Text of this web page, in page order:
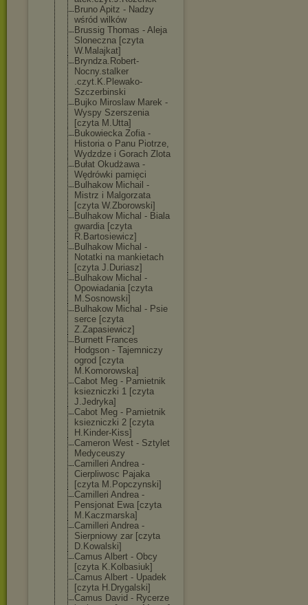
Bruno Apitz - Nadzy
wśród wilków
Brussig Thomas - Aleja
Sloneczna [czyta
W.Malajkat]
Bryndza.Robert-
Nocny.stalker
.czyt.K.Plewako-
Szczerbinski
Bujko Miroslaw Marek -
Wyspy Szerszenia
[czyta M.Utta]
Bukowiecka Zofia -
Historia o Panu Piotrze,
Wydzdze i Gorach Zlota
Bułat Okudżawa -
Wędrówki pamięci
Bulhakow Michail -
Mistrz i Malgorzata
[czyta W.Zborowski]
Bulhakow Michal - Biala
gwardia [czyta
R.Bartosiewicz]
Bulhakow Michal -
Notatki na mankietach
[czyta J.Duriasz]
Bulhakow Michal -
Opowiadania [czyta
M.Sosnowski]
Bulhakow Michal - Psie
serce [czyta
Z.Zapasiewicz]
Burnett Frances
Hodgson - Tajemniczy
ogrod [czyta
M.Komorowska]
Cabot Meg - Pamietnik
ksiezniczki 1 [czyta
J.Jedryka]
Cabot Meg - Pamietnik
ksiezniczki 2 [czyta
H.Kinder-Kiss]
Cameron West - Sztylet
Medyceuszy
Camilleri Andrea -
Cierpliwosc Pajaka
[czyta M.Popczynski]
Camilleri Andrea -
Pensjonat Ewa [czyta
M.Kaczmarska]
Camilleri Andrea -
Sierpniowy zar [czyta
D.Kowalski]
Camus Albert - Obcy
[czyta K.Kolbasiuk]
Camus Albert - Upadek
[czyta H.Drygalski]
Camus David - Rycerze